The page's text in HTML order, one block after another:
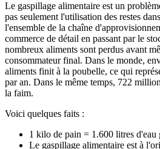
Le gaspillage alimentaire est un
pas seulement l'utilisation des restes
l'ensemble de la chaîne
commerce de détail en passant par le
nombreux aliments sont perdus avant
consommateur final. Dans le monde,
aliments finit à la poubelle, ce qui
par an. Dans le même temps, 722
la faim.
Voici quelques faits :
1 kilo de pain = 1.600 litres d'eau
Le gaspillage alimentaire est à